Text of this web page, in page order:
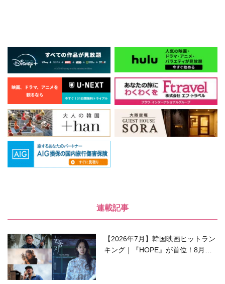
連載記事
【2026年7月】韓国映画ヒットラン
キング｜『HOPE』が首位！8月公